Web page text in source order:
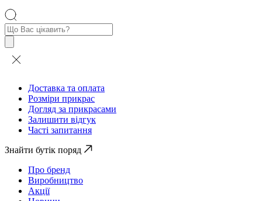
Пошук
товарів
Доставка та оплата
Розміри прикрас
Догляд за прикрасами
Залишити відгук
Часті запитання
Знайти бутік поряд
Про бренд
Виробництво
Акції